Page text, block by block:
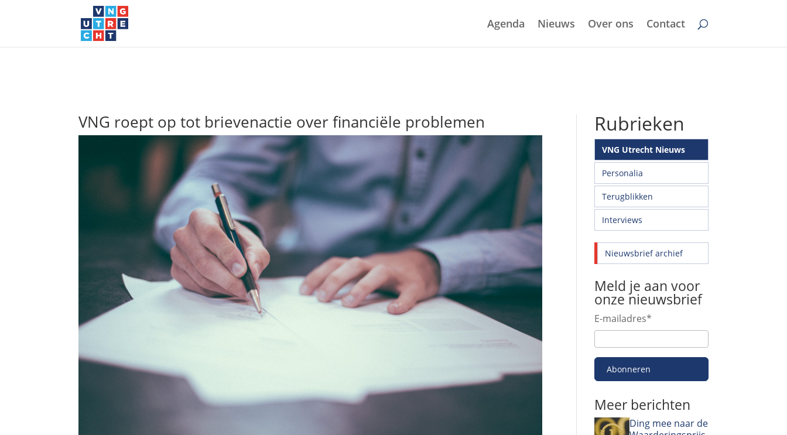
Agenda Nieuws Over ons Contact
VNG roept op tot brievenactie over financiële problemen Rubrieken
VNG Utrecht Nieuws
Personalia
Terugblikken
Interviews
Nieuwsbrief archief
Meld je aan voor
onze nieuwsbrief
E-mailadres*
Abonneren
Meer berichten
Ding mee naar de